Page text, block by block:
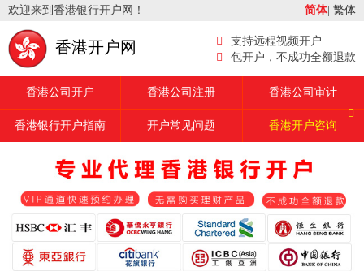
欢迎来到香港银行开户网！ 简体| 繁体
香港开户网
支持远程视频开户
包开户，不成功全额退款
香港公司开户 香港公司注册 香港公司审计
香港银行开户指南 开户常见问题 香港开户咨询